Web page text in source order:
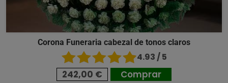
Corona Funeraria cabezal de tonos claros
4.93 / 5
242,00 € Comprar